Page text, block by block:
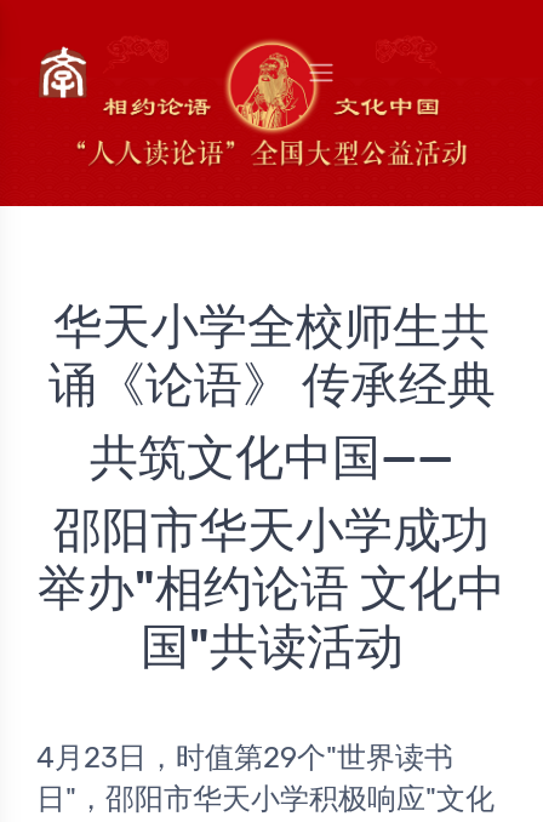
华天小学全校师生共
诵《论语》 传承经典
共筑文化中国——
邵阳市华天小学成功
举办"相约论语 文化中
国"共读活动
4月23日，时值第29个"世界读书
日"，邵阳市华天小学积极响应"文化